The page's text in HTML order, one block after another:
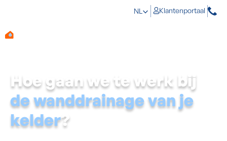
NL Klantenportaal
Hoe gaan we te werk bij
de wanddrainage van je
kelder?